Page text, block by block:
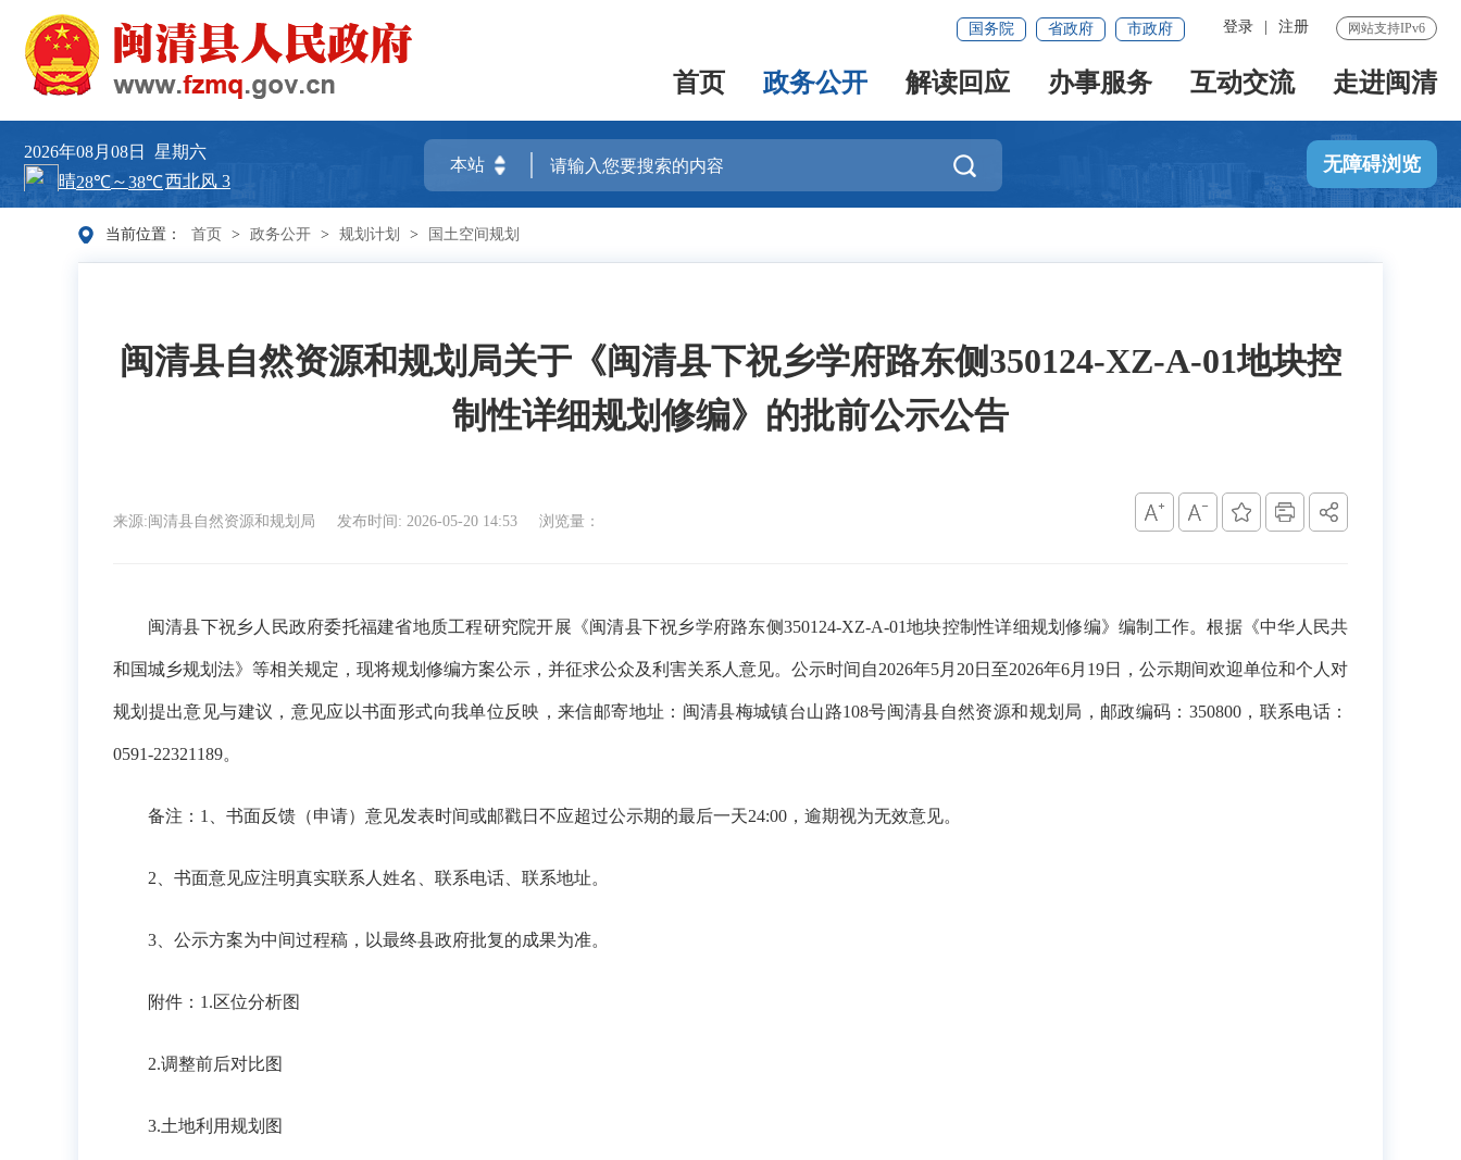
网站支持IPv6
登录 注册
国务院 省政府 市政府
首页 政务公开 解读回应 办事服务 互动交流 走进闽清
2026年08月08日 星期六
 无障碍浏览
当前位置： 首页 > 政务公开 > 规划计划 > 国土空间规划
闽清县自然资源和规划局关于《闽清县下祝乡学府路东侧350124-XZ-A-01地块控
制性详细规划修编》的批前公示公告
来源:闽清县自然资源和规划局 发布时间: 2026-05-20 14:53 浏览量：
闽清县下祝乡人民政府委托福建省地质工程研究院开展《闽清县下祝乡学府路东侧350124-XZ-A-01地块控制性详细规划修编》编制工作。根据《中华人民共
和国城乡规划法》等相关规定，现将规划修编方案公示，并征求公众及利害关系人意见。公示时间自2026年5月20日至2026年6月19日，公示期间欢迎单位和个人对
规划提出意见与建议，意见应以书面形式向我单位反映，来信邮寄地址：闽清县梅城镇台山路108号闽清县自然资源和规划局，邮政编码：350800，联系电话：
0591-22321189。
备注：1、书面反馈（申请）意见发表时间或邮戳日不应超过公示期的最后一天24:00，逾期视为无效意见。
2、书面意见应注明真实联系人姓名、联系电话、联系地址。
3、公示方案为中间过程稿，以最终县政府批复的成果为准。
附件：1.区位分析图
2.调整前后对比图
3.土地利用规划图